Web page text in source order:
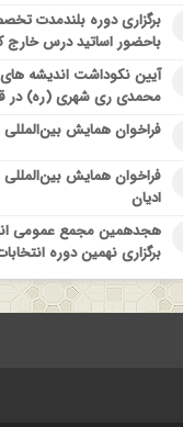
برگزاری دوره بلندمدت
باحضور اساتید درس خارج
آیین نکوداشت اندیشه
محمدی ری شهری (ره) در
فراخوان همایش بین‌المللی
فراخوان همایش بین‌المللی
ادیان
هجدهمین مجمع عمومی
برگزاری نهمین دوره